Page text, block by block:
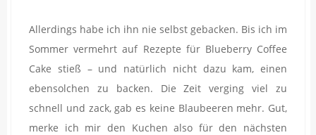
Allerdings habe ich ihn nie selbst gebacken. Bis ich im
Sommer vermehrt auf Rezepte für Blueberry Coffee
Cake stieß – und natürlich nicht dazu kam, einen
ebensolchen zu backen. Die Zeit verging viel zu
schnell und zack, gab es keine Blaubeeren mehr. Gut,
merke ich mir den Kuchen also für den nächsten